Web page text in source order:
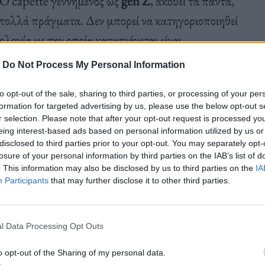
Do Not Process My Personal Information
opt-out of the sale, sharing to third parties, or processing of your
for targeted advertising by us, please use the below opt-out
selection. Please note that after your opt-out request is processed
interest-based ads based on personal information utilized by us
to third parties prior to your opt-out. You may separately
of your personal information by third parties on the IAB’s list of
This information may also be disclosed by us to third parties on the
Participants that may further disclose it to other third parties.
Data Processing Opt Outs
opt-out of the Sharing of my personal data.
πράγματα. Δεν μπορεί να κατηγοριοποιηθεί
με την οποία καταπιάνεται είναι
και η ζωή μας σήμερα.Άλλοτε με τρόπο
για θέματα πολιτικά, κοινωνικά,
να ξυπνάς με σατέν πιτζάμες ακούγοντας
φυτά, αλλά και λεντάκια και αφίσες και
ντυμένο με τέκνο αισθητική και να βγεις σε
μπορώ να είμαι μόνο γκρουβάτος, ή ευαίσθητος
δύο δίσκους, τουςElectraκαιMoscau